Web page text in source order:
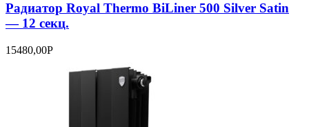
Радиатор Royal Thermo BiLiner 500 Silver Satin
— 12 секц.
15480,00Р